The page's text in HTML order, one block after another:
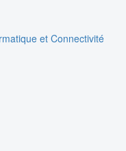
et Connectivité